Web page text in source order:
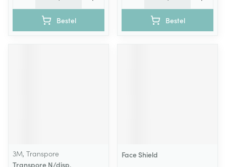
Bestel Bestel
3M, Transpore
Transpore N/disp.
Face Shield